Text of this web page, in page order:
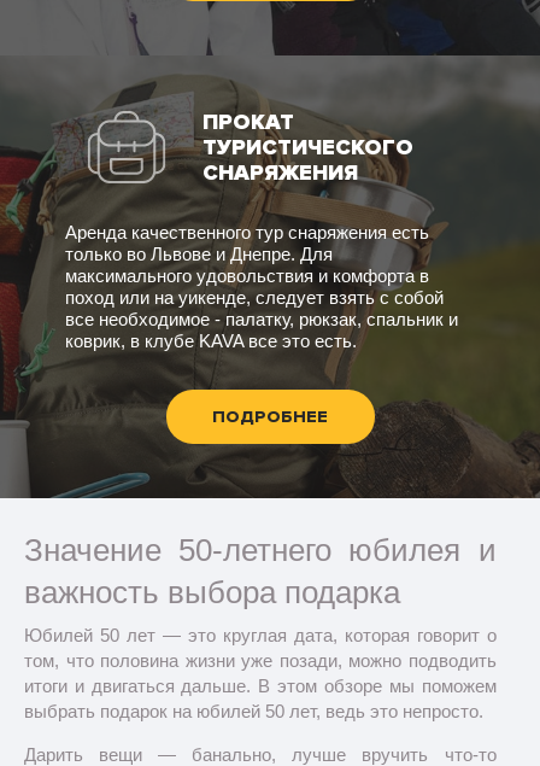
ПРОКАТ
ТУРИСТИЧЕСКОГО
СНАРЯЖЕНИЯ
Аренда качественного тур снаряжения есть
только во Львове и Днепре. Для
максимального удовольствия и комфорта в
поход или на уикенде, следует взять с собой
все необходимое - палатку, рюкзак, спальник и
коврик, в клубе KAVA все это есть.
ПОДРОБНЕЕ
Значение 50-летнего юбилея и
важность выбора подарка
Юбилей 50 лет — это круглая дата, которая говорит о
том, что половина жизни уже позади, можно подводить
итоги и двигаться дальше. В этом обзоре мы поможем
выбрать подарок на юбилей 50 лет, ведь это непросто.
Дарить вещи — банально, лучше вручить что-то